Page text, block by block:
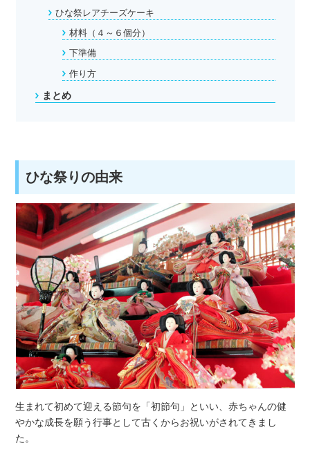
ひな祭レアチーズケーキ
材料（４～６個分）
下準備
作り方
まとめ
ひな祭りの由来
生まれて初めて迎える節句を「初節句」といい、赤ちゃんの健
やかな成長を願う行事として古くからお祝いがされてきまし
た。